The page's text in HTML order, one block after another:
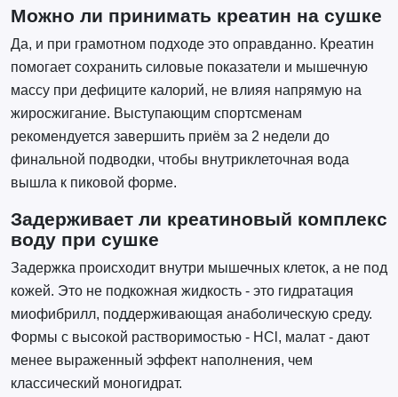
Можно ли принимать креатин на сушке
Да, и при грамотном подходе это оправданно. Креатин
помогает сохранить силовые показатели и мышечную
массу при дефиците калорий, не влияя напрямую на
жиросжигание. Выступающим спортсменам
рекомендуется завершить приём за 2 недели до
финальной подводки, чтобы внутриклеточная вода
вышла к пиковой форме.
Задерживает ли креатиновый комплекс
воду при сушке
Задержка происходит внутри мышечных клеток, а не под
кожей. Это не подкожная жидкость - это гидратация
миофибрилл, поддерживающая анаболическую среду.
Формы с высокой растворимостью - HCl, малат - дают
менее выраженный эффект наполнения, чем
классический моногидрат.